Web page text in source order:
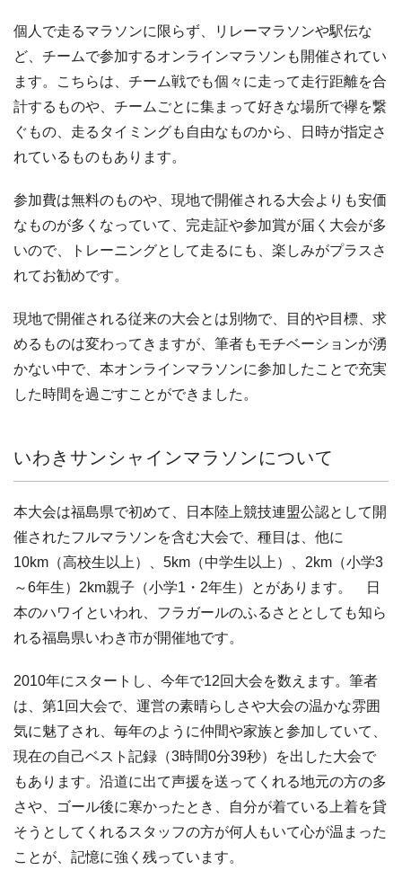
個人で走るマラソンに限らず、リレーマラソンや駅伝な
ど、チームで参加するオンラインマラソンも開催されてい
ます。こちらは、チーム戦でも個々に走って走行距離を合
計するものや、チームごとに集まって好きな場所で襷を繋
ぐもの、走るタイミングも自由なものから、日時が指定さ
れているものもあります。
参加費は無料のものや、現地で開催される大会よりも安価
なものが多くなっていて、完走証や参加賞が届く大会が多
いので、トレーニングとして走るにも、楽しみがプラスさ
れてお勧めです。
現地で開催される従来の大会とは別物で、目的や目標、求
めるものは変わってきますが、筆者もモチベーションが湧
かない中で、本オンラインマラソンに参加したことで充実
した時間を過ごすことができました。
いわきサンシャインマラソンについて
本大会は福島県で初めて、日本陸上競技連盟公認として開
催されたフルマラソンを含む大会で、種目は、他に
10km（高校生以上）、5km（中学生以上）、2km（小学3
～6年生）2km親子（小学1・2年生）とがあります。 日
本のハワイといわれ、フラガールのふるさととしても知ら
れる福島県いわき市が開催地です。
2010年にスタートし、今年で12回大会を数えます。筆者
は、第1回大会で、運営の素晴らしさや大会の温かな雰囲
気に魅了され、毎年のように仲間や家族と参加していて、
現在の自己ベスト記録（3時間0分39秒）を出した大会で
もあります。沿道に出て声援を送ってくれる地元の方の多
さや、ゴール後に寒かったとき、自分が着ている上着を貸
そうとしてくれるスタッフの方が何人もいて心が温まった
ことが、記憶に強く残っています。